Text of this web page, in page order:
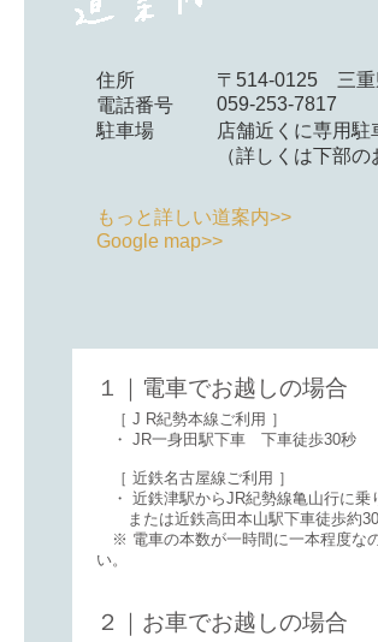
住所
〒514-0125 三重
電話番号
059-253-7817
駐車場
店舗近くに専用駐
（詳しくは下部
もっと詳しい道案内>>
Google map>>
１｜電車でお越しの場合
［ J R紀勢本線ご利用 ］
・ JR一身田駅下車 下車徒歩30秒
［ 近鉄名古屋線ご利用 ］
・ 近鉄津駅からJR紀勢線亀山行に乗
または近鉄高田本山駅下車徒歩約
※ 電車の本数が一時間に一本程度な
い。
２｜お車でお越しの場合